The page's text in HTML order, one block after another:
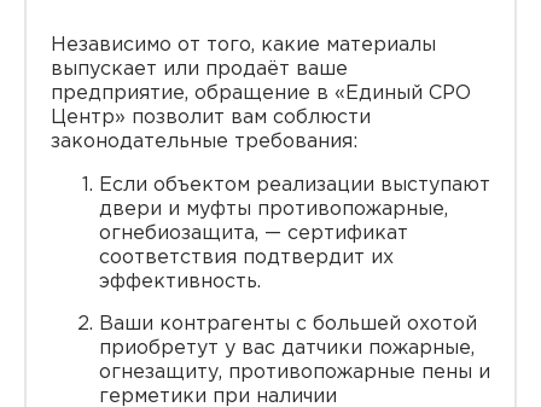
Независимо от того, какие материалы
выпускает или продаёт ваше
предприятие, обращение в «Единый СРО
Центр» позволит вам соблюсти
законодательные требования:
Если объектом реализации выступают
двери и муфты противопожарные,
огнебиозащита, — сертификат
соответствия подтвердит их
эффективность.
Ваши контрагенты с большей охотой
приобретут у вас датчики пожарные,
огнезащиту, противопожарные пены и
герметики при наличии